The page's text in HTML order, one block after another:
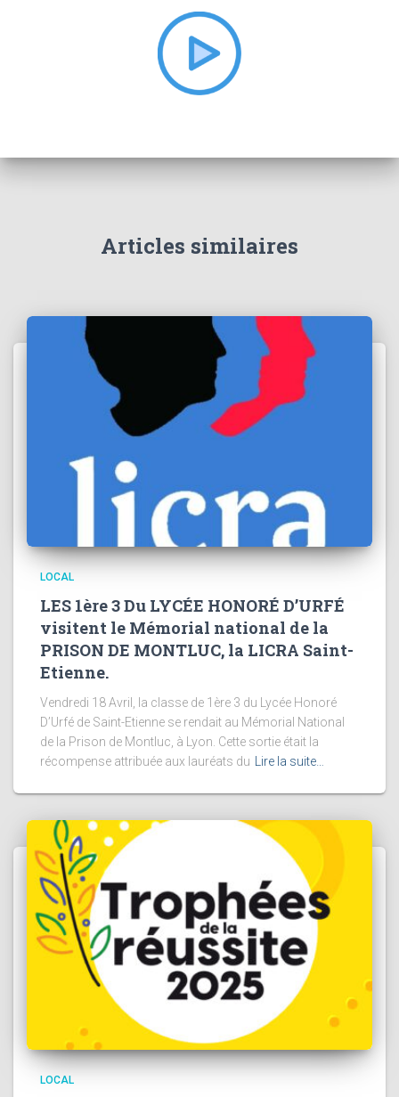
Articles similaires
LOCAL
LES 1ère 3 Du LYCÉE HONORÉ D’URFÉ
visitent le Mémorial national de la
PRISON DE MONTLUC, la LICRA Saint-
Etienne.
Vendredi 18 Avril, la classe de 1ère 3 du Lycée Honoré
D’Urfé de Saint-Etienne se rendait au Mémorial National
de la Prison de Montluc, à Lyon. Cette sortie était la
récompense attribuée aux lauréats du
Lire la suite…
LOCAL